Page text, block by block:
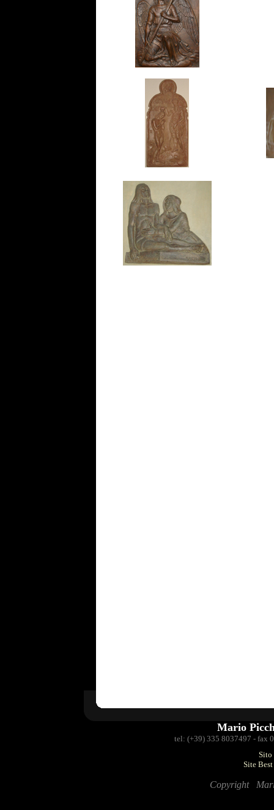
Mario
tel: (+39) 335 8037497 - fax
Sito
Site
Copyright